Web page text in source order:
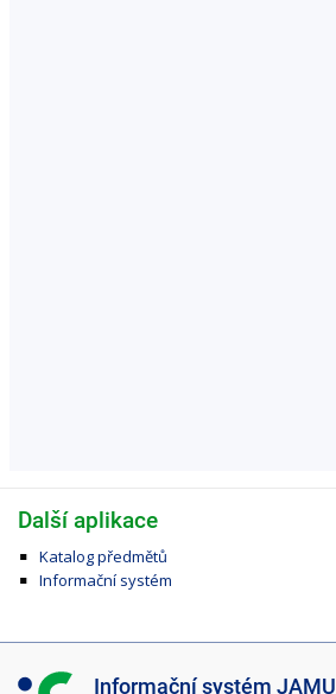
Další aplikace
Katalog předmětů
Informační systém
I Informační systém JAMU